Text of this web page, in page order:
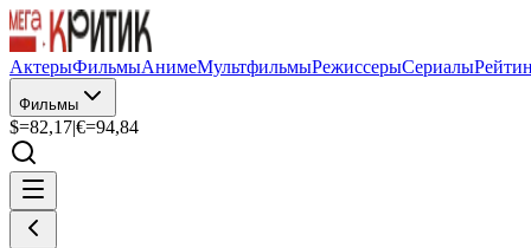
АктерыФильмыАнимеМультфильмыРежиссерыСериалы
Фильмы
$=82,17|€=94,84